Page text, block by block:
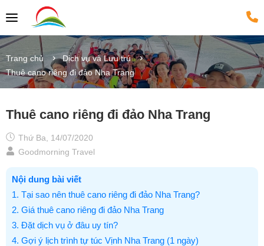
Trang chủ
Dịch vụ và Lưu trú
Thuê cano riêng đi đảo Nha Trang
Thuê cano riêng đi đảo Nha Trang
Thứ Ba, 14/07/2020
Goodmorning Travel
Nội dung bài viết
1. Tại sao nên thuê cano riêng đi đảo Nha Trang?
2. Giá thuê cano riêng đi đảo Nha Trang
3. Đặt dịch vụ ở đâu uy tín?
4. Gợi ý lịch trình tự túc Vịnh Nha Trang (1 ngày)